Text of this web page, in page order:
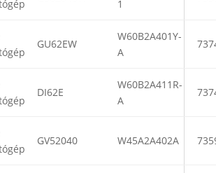
1
GU62EW
W60B2A401Y-
A
DI62E
W60B2A411R-
A
GV52040 W45A2A402A